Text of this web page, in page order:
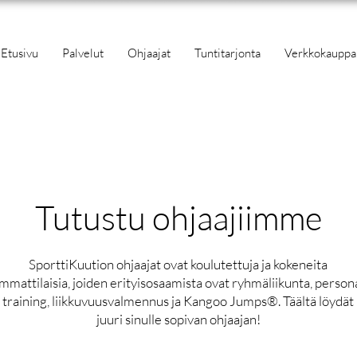
Etusivu Palvelut Ohjaajat Tuntitarjonta Verkkokauppa
Tutustu ohjaajiimme
SporttiKuution ohjaajat ovat koulutettuja ja kokeneita
joiden erityisosaamista ovat ryhmäliikunta,
training, liikkuvuusvalmennus ja Kangoo Jumps®. Täältä löydät
juuri sinulle sopivan ohjaajan!